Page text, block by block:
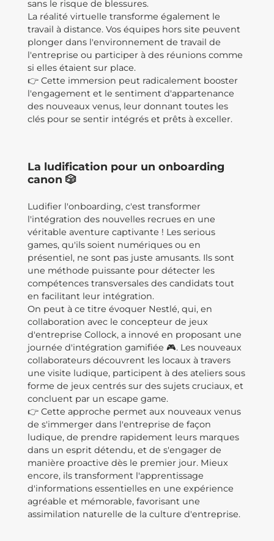
sans le risque de blessures.
La réalité virtuelle transforme également le
travail à distance. Vos équipes hors site peuvent
plonger dans l'environnement de travail de
l'entreprise ou participer à des réunions comme
si elles étaient sur place.
👉 Cette immersion peut radicalement booster
l'engagement et le sentiment d'appartenance
des nouveaux venus, leur donnant toutes les
clés pour se sentir intégrés et prêts à exceller.
La ludification pour un onboarding
canon 🎲
Ludifier l'onboarding, c'est transformer
l'intégration des nouvelles recrues en une
véritable aventure captivante ! Les serious
games, qu'ils soient numériques ou en
présentiel, ne sont pas juste amusants. Ils sont
une méthode puissante pour détecter les
compétences transversales des candidats tout
en facilitant leur intégration.
On peut à ce titre évoquer Nestlé, qui, en
collaboration avec le concepteur de jeux
d'entreprise Collock, a innové en proposant une
journée d'intégration gamifiée 🎮. Les nouveaux
collaborateurs découvrent les locaux à travers
une visite ludique, participent à des ateliers sous
forme de jeux centrés sur des sujets cruciaux, et
concluent par un escape game.
👉 Cette approche permet aux nouveaux venus
de s'immerger dans l'entreprise de façon
ludique, de prendre rapidement leurs marques
dans un esprit détendu, et de s'engager de
manière proactive dès le premier jour. Mieux
encore, ils transforment l'apprentissage
d'informations essentielles en une expérience
agréable et mémorable, favorisant une
assimilation naturelle de la culture d'entreprise.